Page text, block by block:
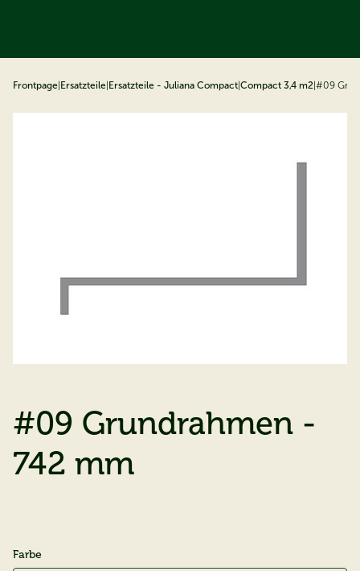
Frontpage Ersatzteile Ersatzteile - Juliana Compact Compact 3,4 m2 #09
#09 Grundrahmen -
742 mm
Farbe